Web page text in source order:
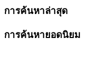
การค้นหาล่าสุด
การค้นหายอดนิยม